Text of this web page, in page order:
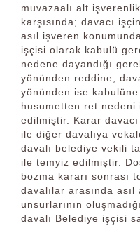
muvazaalı alt
karşısında; davacı
asıl işveren
işçisi olarak kabulü
nedene dayandığı
yönünden reddine,
yönünden ise
husumetten ret
edilmiştir. Karar
ile diğer davalıya
davalı belediye vekili
ile temyiz edilmiştir.
bozma kararı sonrası
davalılar arasında
unsurlarının
davalı Belediye işçisi